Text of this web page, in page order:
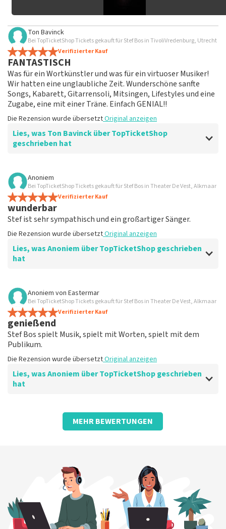
Ton Bavinck
Bei TopTicketShop Tickets gekauft für Stef Bos in TivoliVredenburg, Utrecht
Verifizierter Kauf
FANTASTISCH
Was für ein Wortkünstler und was für ein virtuoser Musiker!
Wir hatten eine unglaubliche Zeit. Wunderschöne sanfte
Songs, Kabarett, Gitarrensoli, Mitsingen, Lifestyles und eine
Zugabe, eine mit einer Träne. Einfach GENIAL!!
Die Rezension wurde übersetztOriginal anzeigen
Lies, was Ton Bavinck über TopTicketShop
geschrieben hat
Bewertung von Ton Bavinck über
Aber in Ordnung
Die Rezension wurde übersetzt
Anoniem
Bei TopTicketShop Tickets gekauft für Stef Bos in Theater De Vest, Alkmaar
Verifizierter Kauf
wunderbar
Stef ist sehr sympathisch und ein großartiger Sänger.
Die Rezension wurde übersetztOriginal anzeigen
Lies, was Anoniem über TopTicketShop geschrieben
hat
Bewertung von Anoniem über
Sehr gut
Super
Die Rezension wurde übersetzt
Anoniem von Eastermar
Bei TopTicketShop Tickets gekauft für Stef Bos in Theater De Vest, Alkmaar
Verifizierter Kauf
genießend
Stef Bos spielt Musik, spielt mit Worten, spielt mit dem
Publikum.
Die Rezension wurde übersetztOriginal anzeigen
Lies, was Anoniem über TopTicketShop geschrieben
hat
Bewertung von Anoniem überTopTicketShop
Vertrauenswürdig
Original anzeigen
MEHR BEWERTUNGEN